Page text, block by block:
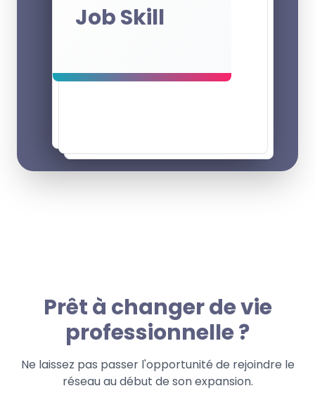
Job Skill
Prêt à changer de vie
professionnelle ?
Ne laissez pas passer l'opportunité de rejoindre le
réseau au début de son expansion.